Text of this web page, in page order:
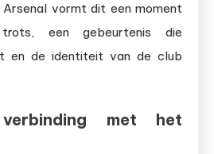
vormt dit een moment
een gebeurtenis die
en de identiteit van de club
met het